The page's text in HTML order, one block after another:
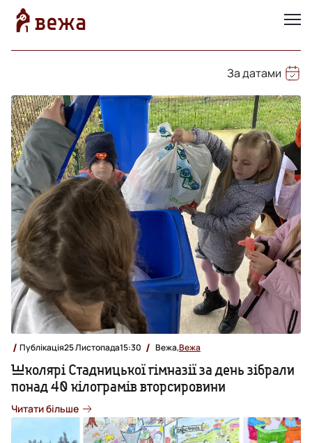
За датами
Публікація25 Листопада15:30 Вежа,Вежа
Школярі Стадницької гімназії за день зібрали
понад 40 кілограмів вторсировини
Читати більше